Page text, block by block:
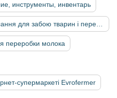
инструменты, инвентарь
переробки молока
супермаркеті Evrofermer